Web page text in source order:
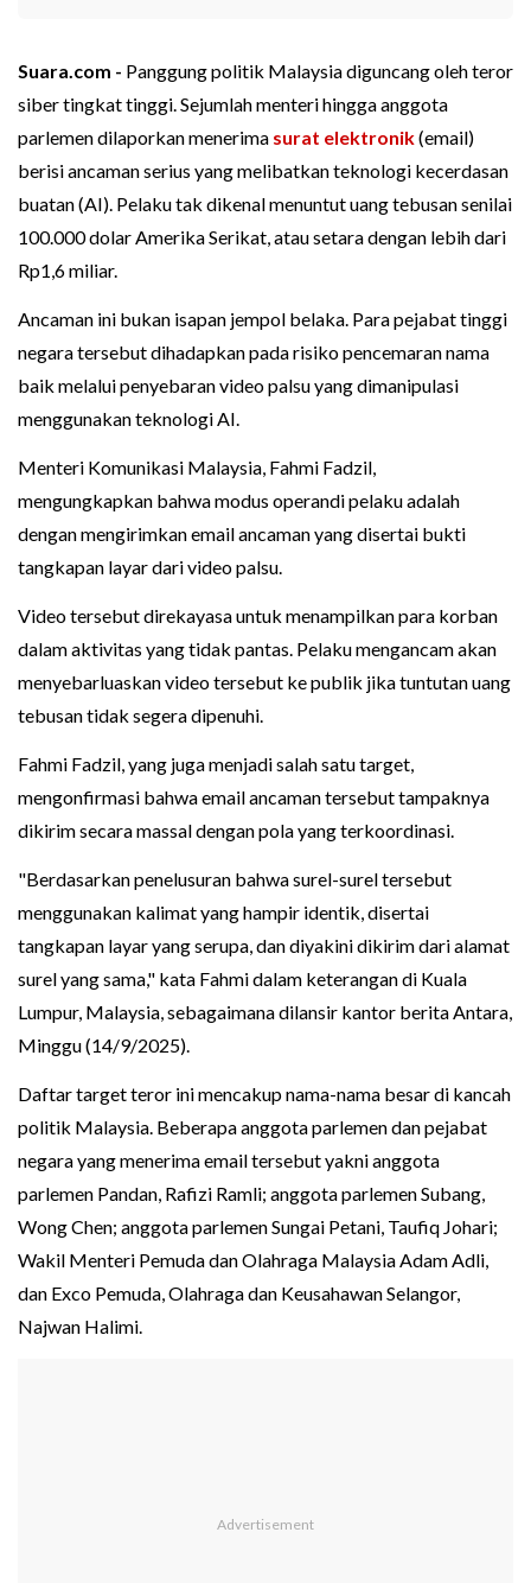
Suara.com - Panggung politik Malaysia diguncang oleh teror
siber tingkat tinggi. Sejumlah menteri hingga anggota
parlemen dilaporkan menerima surat elektronik(email)
berisi ancaman serius yang melibatkan teknologi kecerdasan
buatan (AI). Pelaku tak dikenal menuntut uang tebusan senilai
100.000 dolar Amerika Serikat, atau setara dengan lebih dari
Rp1,6 miliar.
Ancaman ini bukan isapan jempol belaka. Para pejabat tinggi
negara tersebut dihadapkan pada risiko pencemaran nama
baik melalui penyebaran video palsu yang dimanipulasi
menggunakan teknologi AI.
Menteri Komunikasi Malaysia, Fahmi Fadzil,
mengungkapkan bahwa modus operandi pelaku adalah
dengan mengirimkan email ancaman yang disertai bukti
tangkapan layar dari video palsu.
Video tersebut direkayasa untuk menampilkan para korban
dalam aktivitas yang tidak pantas. Pelaku mengancam akan
menyebarluaskan video tersebut ke publik jika tuntutan uang
tebusan tidak segera dipenuhi.
Fahmi Fadzil, yang juga menjadi salah satu target,
mengonfirmasi bahwa email ancaman tersebut tampaknya
dikirim secara massal dengan pola yang terkoordinasi.
"Berdasarkan penelusuran bahwa surel-surel tersebut
menggunakan kalimat yang hampir identik, disertai
tangkapan layar yang serupa, dan diyakini dikirim dari alamat
surel yang sama," kata Fahmi dalam keterangan di Kuala
Lumpur, Malaysia, sebagaimana dilansir kantor berita Antara,
Minggu (14/9/2025).
Daftar target teror ini mencakup nama-nama besar di kancah
politik Malaysia. Beberapa anggota parlemen dan pejabat
negara yang menerima email tersebut yakni anggota
parlemen Pandan, Rafizi Ramli; anggota parlemen Subang,
Wong Chen; anggota parlemen Sungai Petani, Taufiq Johari;
Wakil Menteri Pemuda dan Olahraga Malaysia Adam Adli,
dan Exco Pemuda, Olahraga dan Keusahawan Selangor,
Najwan Halimi.